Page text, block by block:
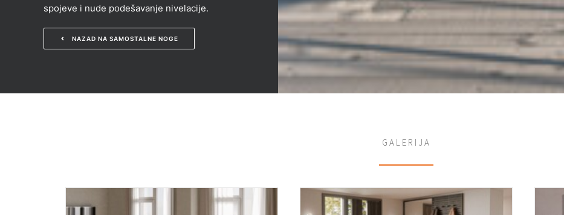
spojeve i nude podešavanje nivelacije.
NAZAD NA SAMOSTALNE NOGE
GALERIJA